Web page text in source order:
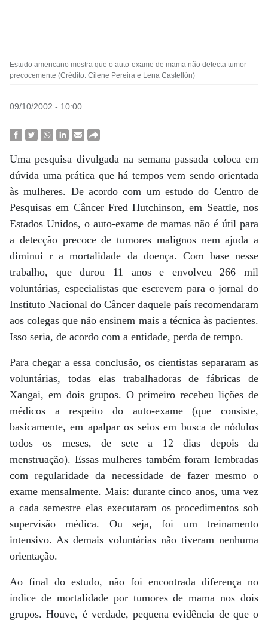
Estudo americano mostra que o auto-exame de mama não detecta tumor
precocemente (Crédito: Cilene Pereira e Lena Castellón)
09/10/2002 - 10:00
Uma pesquisa divulgada na semana passada coloca em
dúvida uma prática que há tempos vem sendo orientada
às mulheres. De acordo com um estudo do Centro de
Pesquisas em Câncer Fred Hutchinson, em Seattle, nos
Estados Unidos, o auto-exame de mamas não é útil para
a detecção precoce de tumores malignos nem ajuda a
diminui r a mortalidade da doença. Com base nesse
trabalho, que durou 11 anos e envolveu 266 mil
voluntárias, especialistas que escrevem para o jornal do
Instituto Nacional do Câncer daquele país recomendaram
aos colegas que não ensinem mais a técnica às pacientes.
Isso seria, de acordo com a entidade, perda de tempo.
Para chegar a essa conclusão, os cientistas separaram as
voluntárias, todas elas trabalhadoras de fábricas de
Xangai, em dois grupos. O primeiro recebeu lições de
médicos a respeito do auto-exame (que consiste,
basicamente, em apalpar os seios em busca de nódulos
todos os meses, de sete a 12 dias depois da
menstruação). Essas mulheres também foram lembradas
com regularidade da necessidade de fazer mesmo o
exame mensalmente. Mais: durante cinco anos, uma vez
a cada semestre elas executaram os procedimentos sob
supervisão médica. Ou seja, foi um treinamento
intensivo. As demais voluntárias não tiveram nenhuma
orientação.
Ao final do estudo, não foi encontrada diferença no
índice de mortalidade por tumores de mama nos dois
grupos. Houve, é verdade, pequena evidência de que o